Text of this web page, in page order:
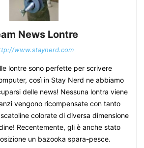
News Lontre
www.staynerd.com
lontre sono perfette per scrivere
così in Stay Nerd ne abbiamo
delle news! Nessuna lontra viene
vengono ricompensate con tanto
colorate di diversa dimensione
Recentemente, gli è anche stato
un bazooka spara-pesce.